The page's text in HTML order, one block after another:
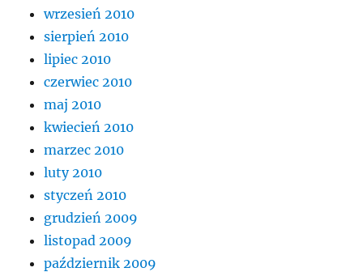
wrzesień 2010
sierpień 2010
lipiec 2010
czerwiec 2010
maj 2010
kwiecień 2010
marzec 2010
luty 2010
styczeń 2010
grudzień 2009
listopad 2009
październik 2009